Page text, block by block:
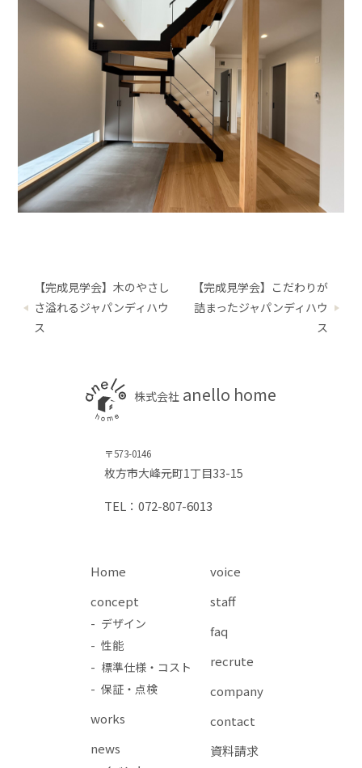
【完成見学会】木のやさし
さ溢れるジャパンディハウ
ス
【完成見学会】こだわりが
詰まったジャパンディハウ
ス
株式会社anello home
〒573-0146
枚方市大峰元町1丁目33-15
TEL：072-807-6013
Home
concept
- デザイン
- 性能
- 標準仕様・コスト
- 保証・点検
works
news
voice
staff
faq
recrute
company
contact
資料請求